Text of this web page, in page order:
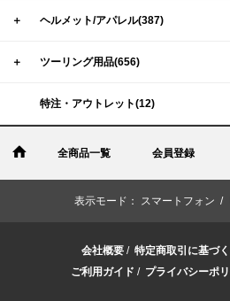
＋ ヘルメット/アパレル(387)
＋ ツーリング用品(656)
特注・アウトレット(12)
全商品一覧 会員登録
表示モード： スマートフォン /
会社概要 / 特定商取引に基づ
ご利用ガイド / プライバシーポ